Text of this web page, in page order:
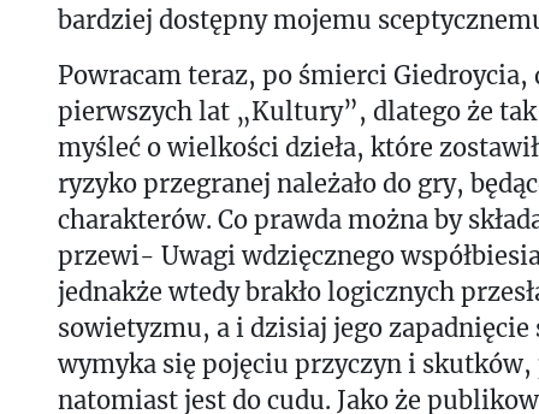
bardziej dostępny mojemu
Powracam teraz, po śmierci Giedroycia,
pierwszych lat „Kultury”, dlatego że
myśleć o wielkości dzieła, które
ryzyko przegranej należało do gry,
charakterów. Co prawda można by
przewi- Uwagi wdzięcznego
jednakże wtedy brakło logicznych
sowietyzmu, a i dzisiaj jego zapadnięcie
wymyka się pojęciu przyczyn i skutków,
natomiast jest do cudu. Jako że